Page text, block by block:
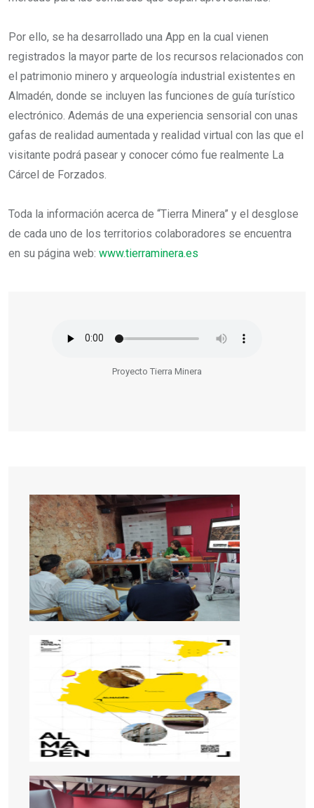
Por ello, se ha desarrollado una App en la cual vienen
registrados la mayor parte de los recursos relacionados con
el patrimonio minero y arqueología industrial existentes en
Almadén, donde se incluyen las funciones de guía turístico
electrónico. Además de una experiencia sensorial con unas
gafas de realidad aumentada y realidad virtual con las que el
visitante podrá pasear y conocer cómo fue realmente La
Cárcel de Forzados.
Toda la información acerca de “Tierra Minera” y el desglose
de cada uno de los territorios colaboradores se encuentra
en su página web: www.tierraminera.es
Proyecto Tierra Minera